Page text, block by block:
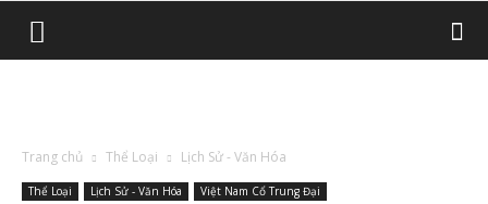
Trang chủ Thể Loại Lịch Sử - Văn Hóa
Thể Loại Lịch Sử - Văn Hóa Việt Nam Cổ Trung Đại